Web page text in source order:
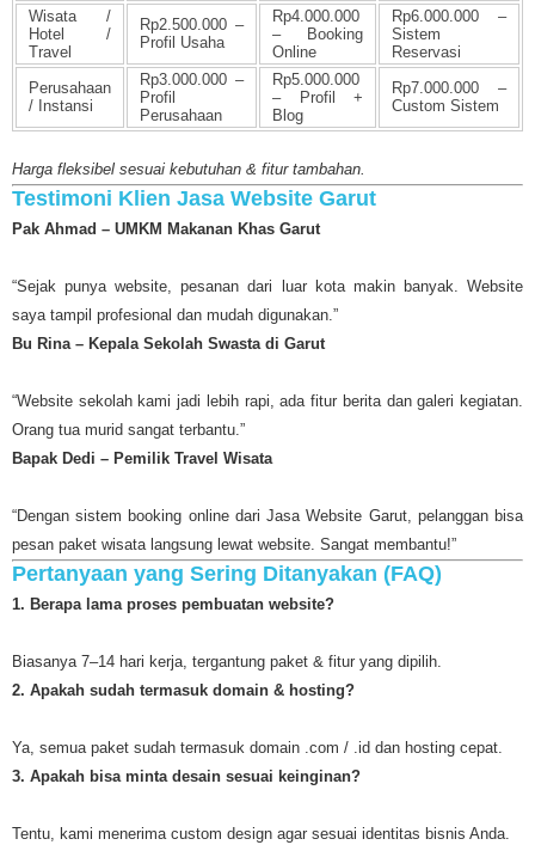
Wisata /
Hotel /
Travel
Rp2.500.000 –
Profil Usaha
Rp4.000.000
– Booking
Online
Rp6.000.000 –
Sistem
Reservasi
Perusahaan
/ Instansi
Rp3.000.000 –
Profil
Perusahaan
Rp5.000.000
– Profil +
Blog
Rp7.000.000 –
Custom Sistem
Harga fleksibel sesuai kebutuhan & fitur tambahan.
Testimoni Klien Jasa Website Garut
Pak Ahmad – UMKM Makanan Khas Garut
“Sejak punya website, pesanan dari luar kota makin banyak. Website
saya tampil profesional dan mudah digunakan.”
Bu Rina – Kepala Sekolah Swasta di Garut
“Website sekolah kami jadi lebih rapi, ada fitur berita dan galeri kegiatan.
Orang tua murid sangat terbantu.”
Bapak Dedi – Pemilik Travel Wisata
“Dengan sistem booking online dari Jasa Website Garut, pelanggan bisa
pesan paket wisata langsung lewat website. Sangat membantu!”
Pertanyaan yang Sering Ditanyakan (FAQ)
1. Berapa lama proses pembuatan website?
Biasanya 7–14 hari kerja, tergantung paket & fitur yang dipilih.
2. Apakah sudah termasuk domain & hosting?
Ya, semua paket sudah termasuk domain .com / .id dan hosting cepat.
3. Apakah bisa minta desain sesuai keinginan?
Tentu, kami menerima custom design agar sesuai identitas bisnis Anda.